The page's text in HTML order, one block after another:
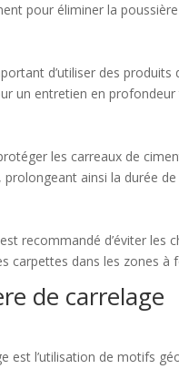
pour éliminer la
d’utiliser des
un entretien en
les carreaux de
ainsi la durée
recommandé d’éviter
carpettes dans les zones à
de carrelage
est l’utilisation de motifs